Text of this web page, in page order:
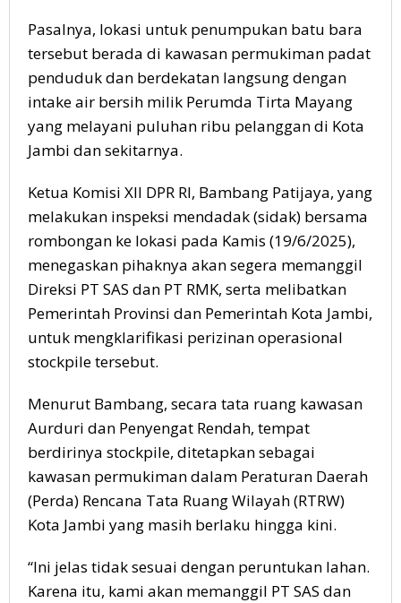
Pasalnya, lokasi untuk penumpukan batu bara
tersebut berada di kawasan permukiman padat
penduduk dan berdekatan langsung dengan
intake air bersih milik Perumda Tirta Mayang
yang melayani puluhan ribu pelanggan di Kota
Jambi dan sekitarnya.
Ketua Komisi XII DPR RI, Bambang Patijaya, yang
melakukan inspeksi mendadak (sidak) bersama
rombongan ke lokasi pada Kamis (19/6/2025),
menegaskan pihaknya akan segera memanggil
Direksi PT SAS dan PT RMK, serta melibatkan
Pemerintah Provinsi dan Pemerintah Kota Jambi,
untuk mengklarifikasi perizinan operasional
stockpile tersebut.
Menurut Bambang, secara tata ruang kawasan
Aurduri dan Penyengat Rendah, tempat
berdirinya stockpile, ditetapkan sebagai
kawasan permukiman dalam Peraturan Daerah
(Perda) Rencana Tata Ruang Wilayah (RTRW)
Kota Jambi yang masih berlaku hingga kini.
“Ini jelas tidak sesuai dengan peruntukan lahan.
Karena itu, kami akan memanggil PT SAS dan